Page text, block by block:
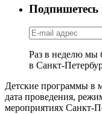
Подпишетесь
Раз в неделю мы
в Санкт-
Детские программы в
дата проведения,
мероприятиях Санкт-